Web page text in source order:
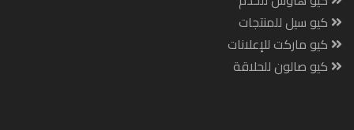
كيو سيل للمنتجات
كيو ماركت للإعلانات
كيو صالون للحلاقة